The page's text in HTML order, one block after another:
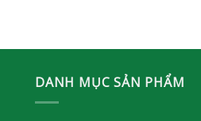
DANH MỤC SẢN PHẨM